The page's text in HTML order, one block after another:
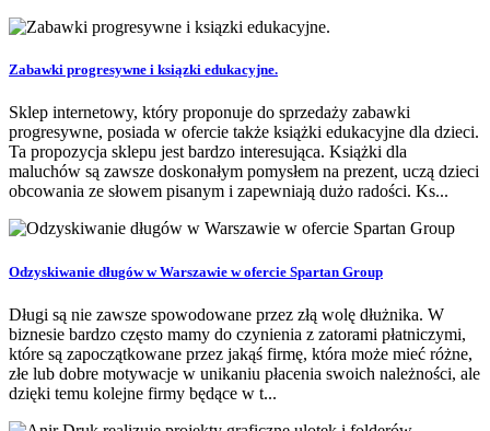
Zabawki progresywne i ksiązki edukacyjne.
Sklep internetowy, który proponuje do sprzedaży zabawki
progresywne, posiada w ofercie także książki edukacyjne dla dzieci.
Ta propozycja sklepu jest bardzo interesująca. Książki dla
maluchów są zawsze doskonałym pomysłem na prezent, uczą dzieci
obcowania ze słowem pisanym i zapewniają dużo radości. Ks...
Odzyskiwanie długów w Warszawie w ofercie Spartan Group
Długi są nie zawsze spowodowane przez złą wolę dłużnika. W
biznesie bardzo często mamy do czynienia z zatorami płatniczymi,
które są zapoczątkowane przez jakąś firmę, która może mieć różne,
złe lub dobre motywacje w unikaniu płacenia swoich należności, ale
dzięki temu kolejne firmy będące w t...